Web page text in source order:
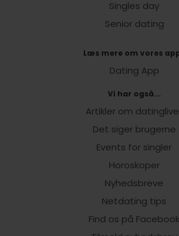
Singles day
Senior dating
Læs mere om vores
Dating App
Vi har også...
Artikler om
Det siger brugerne
Events for singler
Horoskoper
Nyhedsbreve
Netdating tips
Find os på Facebook